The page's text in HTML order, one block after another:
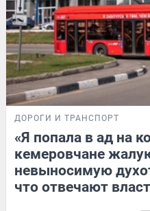
ДОРОГИ И ТРАНСПОРТ
«Я попала в ад на
кемеровчане
невыносимую
что отвечают